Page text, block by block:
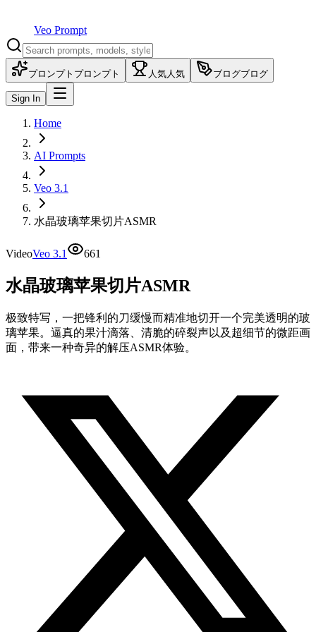
Veo Prompt
プロンプト プロンプト 人気人気 ブログブログ
Sign In
Home
AI Prompts
Veo 3.1
水晶玻璃苹果切片ASMR
VideoVeo 3.1 661
水晶玻璃苹果切片ASMR
极致特写，一把锋利的刀缓慢而精准地切开一个完美透明的玻
璃苹果。逼真的果汁滴落、清脆的碎裂声以及超细节的微距画
面，带来一种奇异的解压ASMR体验。